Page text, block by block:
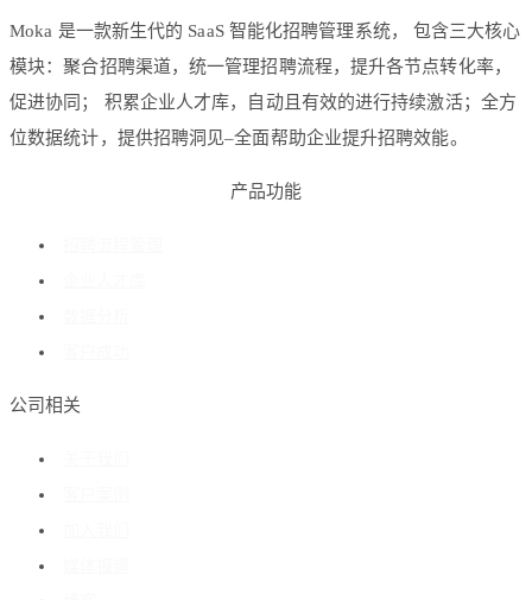
Moka 是一款新生代的 SaaS 智能化招聘管理系统， 包含三大核心
模块：聚合招聘渠道，统一管理招聘流程，提升各节点转化率，
促进协同； 积累企业人才库，自动且有效的进行持续激活；全方
位数据统计，提供招聘洞见–全面帮助企业提升招聘效能。
产品功能
公司相关